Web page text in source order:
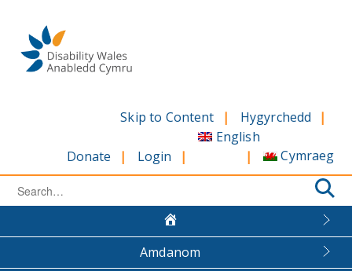
content
Skip to Content Hygyrchedd
Donate Login
English
Cymraeg
Search
Amdanom